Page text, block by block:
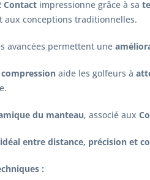
Contact impressionne grâce à sa
aux conceptions traditionnelles.
avancées permettent une
aide les golfeurs à
du manteau, associé aux
entre distance, précision et
: